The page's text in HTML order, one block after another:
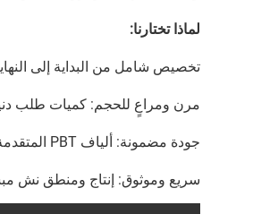
لماذا تختارنا:
تخصيص شامل من البداية إلى
مرن ومراعٍ للحجم: كميات طلب
جودة مضمونة: ألياف PBT المتقدمة وحرفية دقيقة تضمن أداءً يُعادل مستوى الصالونات.
سريع وموثوق: إنتاج ومنطق نش